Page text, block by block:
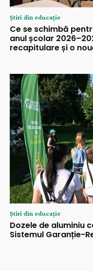
Știri din educație
Ce se schimbă
anul școlar
recapitulare și o
Știri din educație
Dozele de aluminiu
Sistemul Garanție-